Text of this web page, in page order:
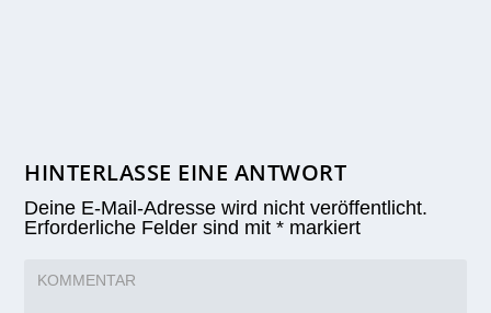
HINTERLASSE EINE ANTWORT
Deine E-Mail-Adresse wird nicht veröffentlicht.
Erforderliche Felder sind mit* markiert